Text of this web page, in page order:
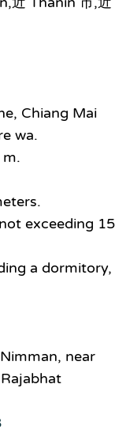
Chiang Mai
wa.
m.
exceeding 15
a dormitory,
near